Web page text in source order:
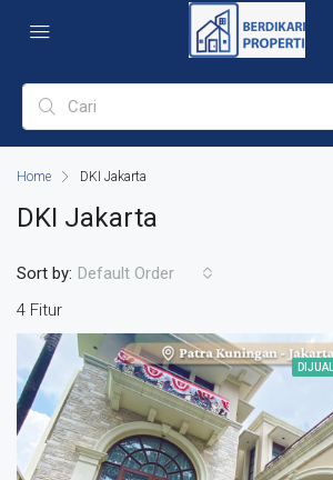
Home DKI Jakarta
DKI Jakarta
4 Fitur
Sort by: Default Order
DIJUAL